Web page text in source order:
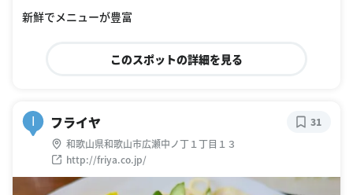
新鮮でメニューが豊富
このスポットの詳細を見る
I フライヤ
和歌山県和歌山市広瀬中ノ丁１丁目１３
http://friya.co.jp/
31